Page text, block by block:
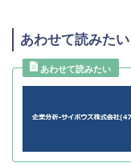
あわせて読みたい